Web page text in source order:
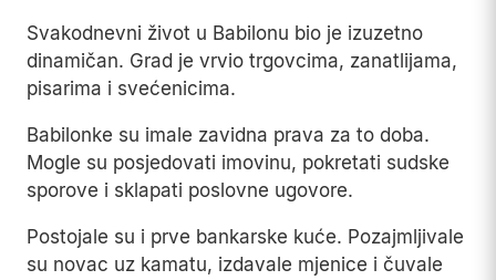
Svakodnevni život u Babilonu bio je izuzetno
dinamičan. Grad je vrvio trgovcima, zanatlijama,
pisarima i svećenicima.
Babilonke su imale zavidna prava za to doba.
Mogle su posjedovati imovinu, pokretati sudske
sporove i sklapati poslovne ugovore.
Postojale su i prve bankarske kuće. Pozajmljivale
su novac uz kamatu, izdavale mjenice i čuvale